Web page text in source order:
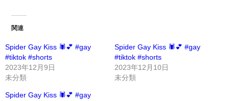
関連
Spider Gay Kiss 🕷️💕 #gay
#tiktok #shorts
2023年12月9日
未分類
Spider Gay Kiss 🕷️💕 #gay
#tiktok #shorts
2023年12月10日
未分類
Spider Gay Kiss 🕷️💕 #gay